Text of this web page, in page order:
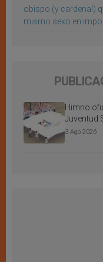
obispo (y cardenal)
mismo sexo en
Himno
Juventud
3 Ago 2026